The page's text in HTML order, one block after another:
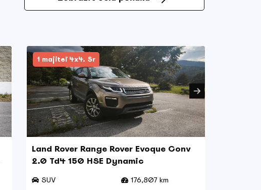
1 majiteľ 4x4. Sr
Land Rover Range Rover Evoque Conv
2.0 Td4 150 HSE Dynamic
SUV
176,807 km